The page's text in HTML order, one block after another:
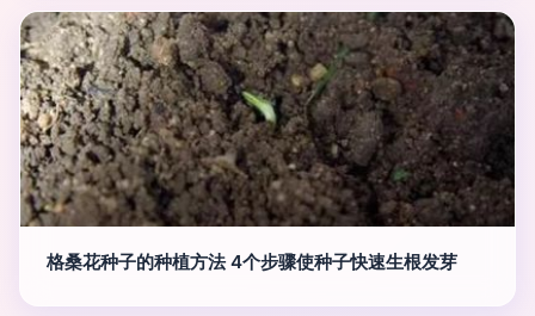
格桑花种子的种植方法 4个步骤使种子快速生根发芽